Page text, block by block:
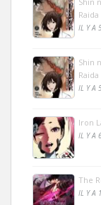
IL Y A
Shin
IL Y A
Iron
IL Y A
The
IL Y A